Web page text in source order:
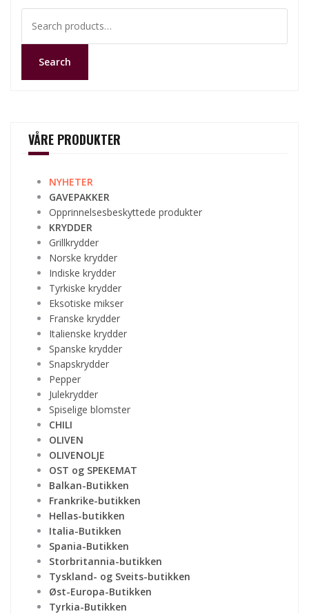
for:
Search
VÅRE PRODUKTER
NYHETER
GAVEPAKKER
Opprinnelsesbeskyttede produkter
KRYDDER
Grillkrydder
Norske krydder
Indiske krydder
Tyrkiske krydder
Eksotiske mikser
Franske krydder
Italienske krydder
Spanske krydder
Snapskrydder
Pepper
Julekrydder
Spiselige blomster
CHILI
OLIVEN
OLIVENOLJE
OST og SPEKEMAT
Balkan-Butikken
Frankrike-butikken
Hellas-butikken
Italia-Butikken
Spania-Butikken
Storbritannia-butikken
Tyskland- og Sveits-butikken
Øst-Europa-Butikken
Tyrkia-Butikken